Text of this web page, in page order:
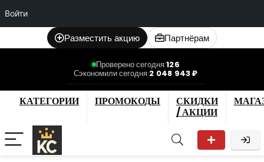
Войти
Разместить акцию Партнёрам
Проверено сегодня:126
Сэкономили сегодня:2 048 943 ₽
КАТЕГОРИИ ПРОМОКОДЫ
СКИДКИ
/ АКЦИИ